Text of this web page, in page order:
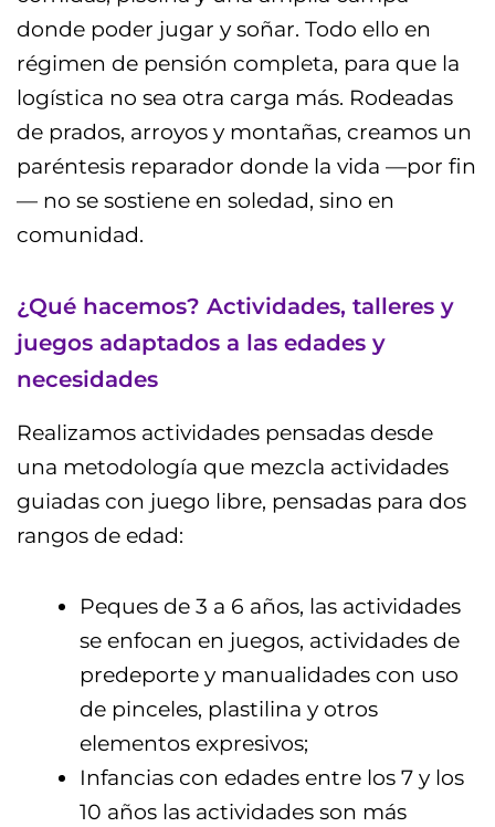
donde poder jugar y soñar. Todo ello en
régimen de pensión completa, para que la
logística no sea otra carga más. Rodeadas
de prados, arroyos y montañas, creamos un
paréntesis reparador donde la vida —por fin
— no se sostiene en soledad, sino en
comunidad.
¿Qué hacemos? Actividades, talleres y
juegos adaptados a las edades y
necesidades
Realizamos actividades pensadas desde
una metodología que mezcla actividades
guiadas con juego libre, pensadas para dos
rangos de edad:
Peques de 3 a 6 años, las actividades
se enfocan en juegos, actividades de
predeporte y manualidades con uso
de pinceles, plastilina y otros
elementos expresivos;
Infancias con edades entre los 7 y los
10 años las actividades son más